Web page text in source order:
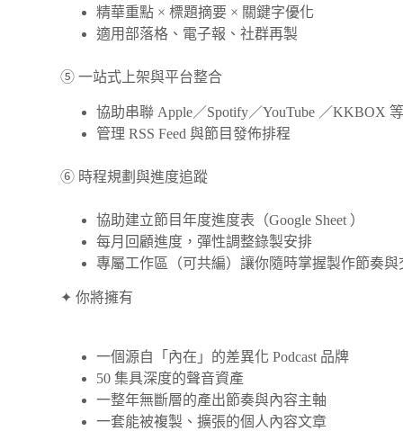
精華重點 × 標題摘要 × 關鍵字優化
適用部落格、電子報、社群再製
⑤ 一站式上架與平台整合
協助串聯 Apple／Spotify／YouTube ／KKBOX
管理 RSS Feed 與節目發佈排程
⑥ 時程規劃與進度追蹤
協助建立節目年度進度表（Google Sheet ）
每月回顧進度，彈性調整錄製安排
專屬工作區（可共編）讓你隨時掌握製作節奏與
✦ 你將擁有
一個源自「內在」的差異化 Podcast 品牌
50 集具深度的聲音資產
一整年無斷層的產出節奏與內容主軸
一套能被複製、擴張的個人內容文章